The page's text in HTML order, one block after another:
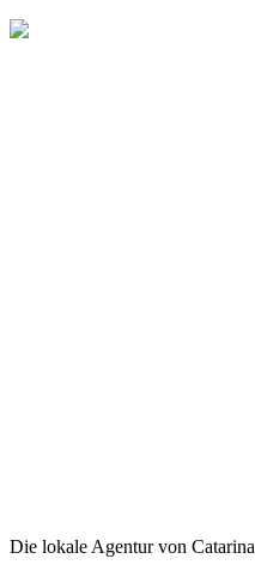
Die lokale Agentur von Catarina